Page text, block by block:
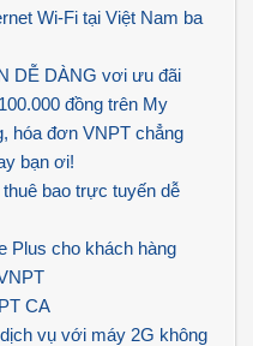
Wi-Fi tại Việt Nam ba
DỄ DÀNG vơi ưu đãi
đồng trên My
hóa đơn VNPT chẳng
bạn ơi!
bao trực tuyến dễ
Plus cho khách hàng
CA
vụ với máy 2G không